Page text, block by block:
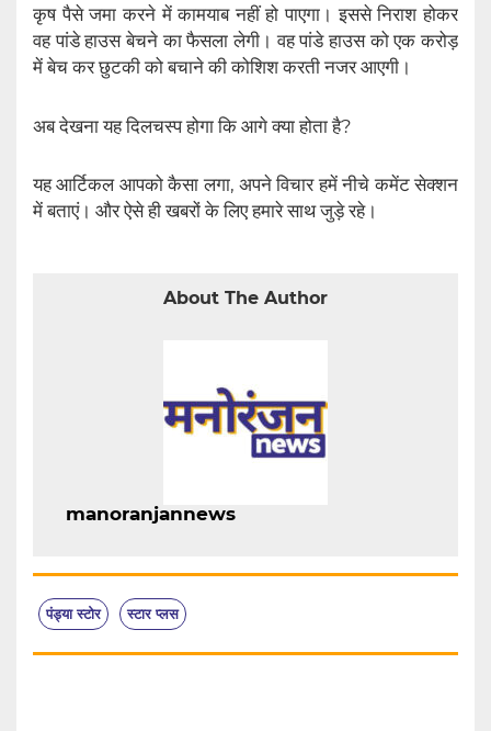
कृष पैसे जमा करने में कामयाब नहीं हो पाएगा। इससे निराश होकर
वह पांडे हाउस बेचने का फैसला लेगी। वह पांडे हाउस को एक करोड़
में बेच कर छुटकी को बचाने की कोशिश करती नजर आएगी।
अब देखना यह दिलचस्प होगा कि आगे क्या होता है?
यह आर्टिकल आपको कैसा लगा, अपने विचार हमें नीचे कमेंट सेक्शन
में बताएं। और ऐसे ही खबरों के लिए हमारे साथ जुड़े रहे।
About The Author
manoranjannews
पंड्या स्टोर स्टार प्लस